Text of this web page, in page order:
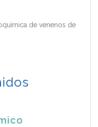
de venenos de